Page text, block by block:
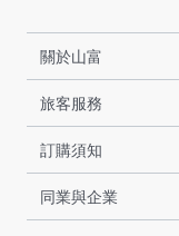
關於山富
旅客服務
訂購須知
同業與企業